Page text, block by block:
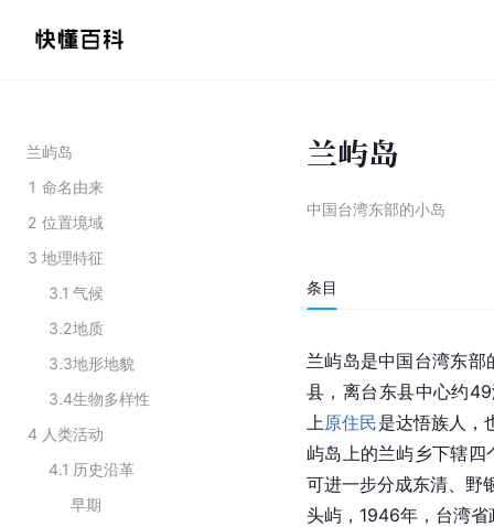
兰屿岛
1 命名由来
2 位置境域
3 地理特征
3.1 气候
3.2地质
3.3地形地貌
3.4生物多样性
4 人类活动
4.1 历史沿革
早期
兰屿岛
中国台湾东部的小岛
条目
兰屿岛是中国台湾东
县，离台东县中心约49
上 原住民是达悟族人，
屿岛上的兰屿乡下辖四
可进一步分成东清、野
头屿，1946年，台湾